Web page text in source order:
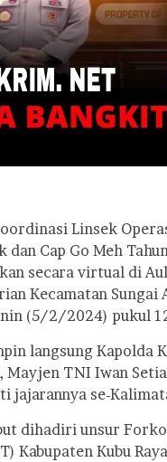
Linsek
Cap Go Meh
secara virtual di
Kecamatan Sungai
(5/2/2024) pukul
langsung Kapolda
Mayjen TNI Iwan
jajarannya se-
dihadiri unsur
Kabupaten Kubu